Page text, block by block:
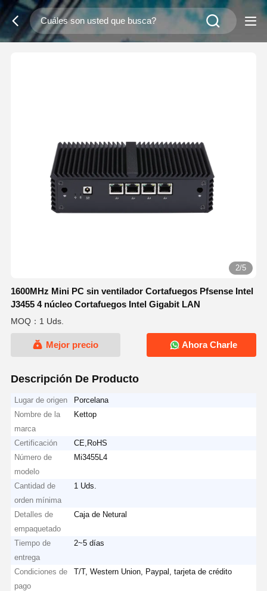
2/5
1600MHz Mini PC sin ventilador Cortafuegos Pfsense Intel
J3455 4 núcleo Cortafuegos Intel Gigabit LAN
MOQ：1 Uds.
Mejor precio Ahora Charle
Descripción De Producto
Lugar de origen
Porcelana
Nombre de la
marca
Kettop
Certificación
CE,RoHS
Número de
modelo
Mi3455L4
Cantidad de
orden mínima
1 Uds.
Detalles de
empaquetado
Caja de Netural
Tiempo de
entrega
2~5 días
Condiciones de
pago
T/T, Western Union, Paypal, tarjeta de crédito